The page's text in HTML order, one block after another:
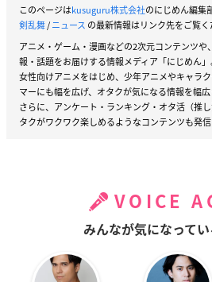
このページはkusuguru株式会社のにじめん編集
剣乱舞/ニュース の最新情報はリンク先をご覧く
アニメ・ゲーム・漫画などの2次元コンテンツ
報・話題をお届けする情報メディア「にじめん」
女性向けアニメをはじめ、少年アニメやキャラ
マーにも幅を広げ、オタクが気になる情報を幅広
さらに、アンケート・ランキング・オタ活（推
タクがワクワク楽しめるようなコンテンツも発信
VOICE
みんなが気になって